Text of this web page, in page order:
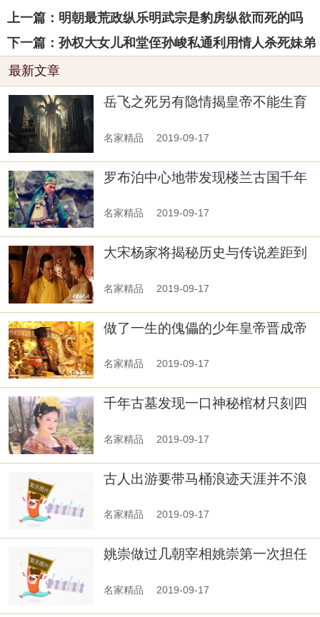
上一篇：明朝最荒政纵乐明武宗是豹房纵欲而死的吗
下一篇：孙权大女儿和堂侄孙峻私通利用情人杀死妹弟
最新文章
岳飞之死另有隐情揭皇帝不能生育
名家精品 2019-09-17
罗布泊中心地带发现楼兰古国千年
名家精品 2019-09-17
大宋杨家将揭秘历史与传说差距到
名家精品 2019-09-17
做了一生的傀儡的少年皇帝晋成帝
名家精品 2019-09-17
千年古墓发现一口神秘棺材只刻四
名家精品 2019-09-17
古人出游要带马桶浪迹天涯并不浪
名家精品 2019-09-17
姚崇做过几朝宰相姚崇第一次担任
名家精品 2019-09-17